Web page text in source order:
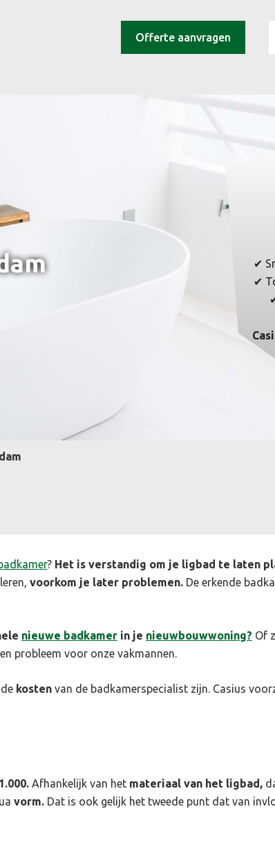
Offerte aanvragen
✔
✔
? Het is verstandig om je ligbad te laten
voorkom je later problemen. De erkende
nieuwe badkamer in je nieuwbouwwoning? Of
probleem voor onze vakmannen.
kosten van de badkamerspecialist zijn. Casius
Afhankelijk van het materiaal van het ligbad,
vorm. Dat is ook gelijk het tweede punt dat van